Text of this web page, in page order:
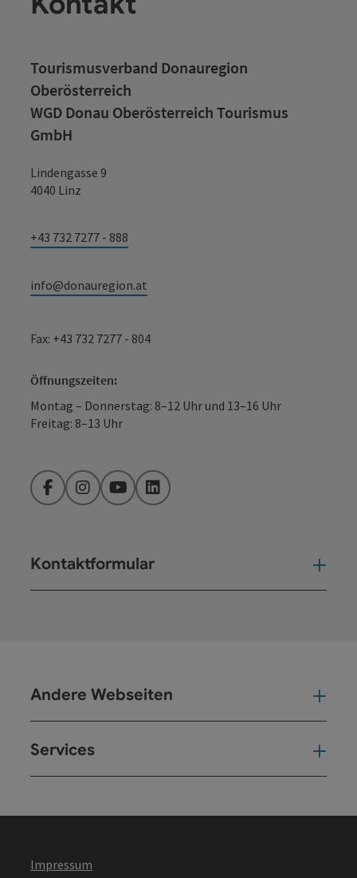
Tourismusverband Donauregion
Oberösterreich
WGD Donau Oberösterreich Tourismus
GmbH
Lindengasse 9
4040 Linz
+43 732 7277 - 888
info@donauregion.at
Fax: +43 732 7277 - 804
Öffnungszeiten:
Montag – Donnerstag: 8–12 Uhr und 13–16 Uhr
Freitag: 8–13 Uhr
FacebookInstagramYouTubeLinkedIn
Kontaktformular
Andere Webseiten
Services
Impressum